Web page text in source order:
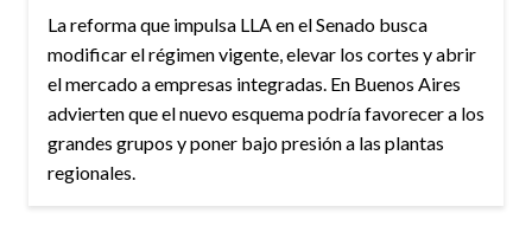
La reforma que impulsa LLA en el Senado busca
modificar el régimen vigente, elevar los cortes y abrir
el mercado a empresas integradas. En Buenos Aires
advierten que el nuevo esquema podría favorecer a los
grandes grupos y poner bajo presión a las plantas
regionales.